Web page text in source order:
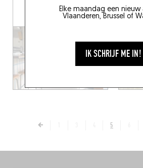
Elke maandag een nieuw
Vlaanderen, Brussel of
IK SCHRIJF ME IN!
5